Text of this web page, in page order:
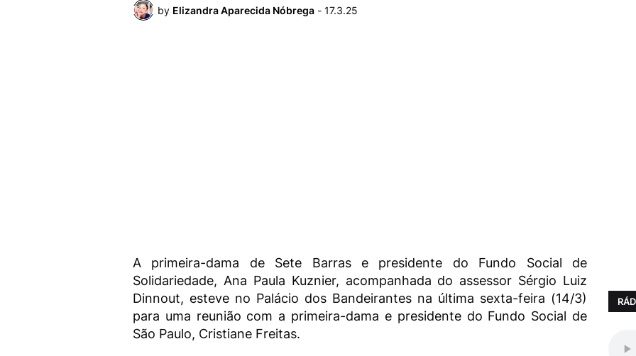
by Elizandra Aparecida Nóbrega - 17.3.25
A primeira-dama de Sete Barras e presidente do Fundo Social de
Solidariedade, Ana Paula Kuznier, acompanhada do assessor Sérgio Luiz
Dinnout, esteve no Palácio dos Bandeirantes na última sexta-feira (14/3)
para uma reunião com a primeira-dama e presidente do Fundo Social de
São Paulo, Cristiane Freitas.